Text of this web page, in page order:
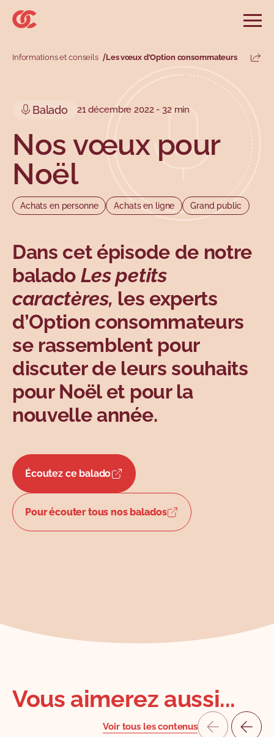
Sauter au menu principal
Sauter au champ de recherche
Sauter au contenu principal
Sauter au pied de page
Rechercher
Menu secondaire
Menu principal
Sujets
Sujets
Informations et conseils Les vœux d'Option consommateurs
Balado 21 décembre 2022 - 32 min
Nos vœux pour
Noël
Achats en personne Achats en ligne Grand public
Dans cet épisode de notre
balado Les petits
caractères, les experts
d’Option consommateurs
se rassemblent pour
discuter de leurs souhaits
pour Noël et pour la
nouvelle année.
Écoutez ce balado
Pour écouter tous nos balados
Vous aimerez aussi...
Voir tous les contenus